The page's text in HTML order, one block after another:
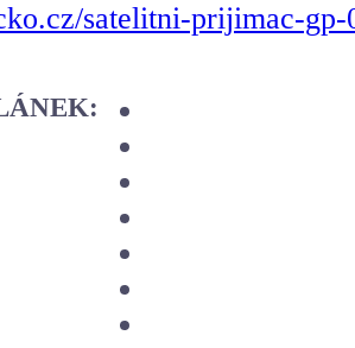
satelitni-prijimac-gp-